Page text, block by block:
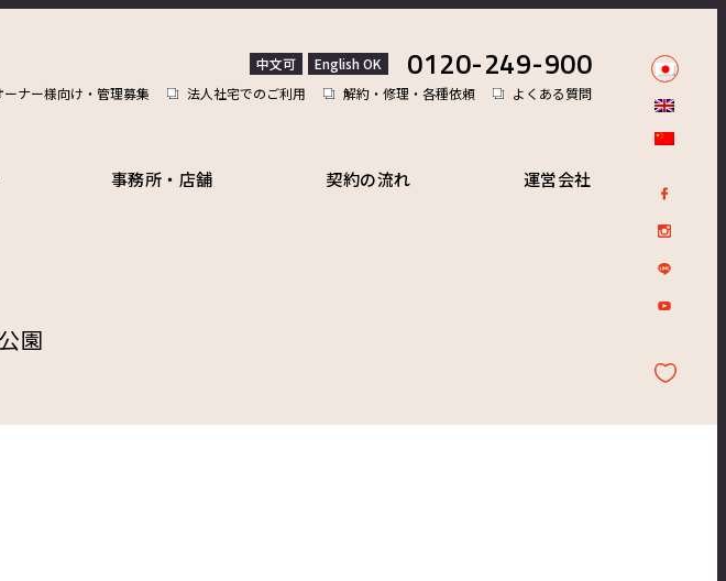
中文可 English OK 0120-249-900
ーナー様向け・管理募集 法人社宅でのご利用 解約・修理・各種依頼 よくある質問
事務所・店舗 契約の流れ 運営会社
園